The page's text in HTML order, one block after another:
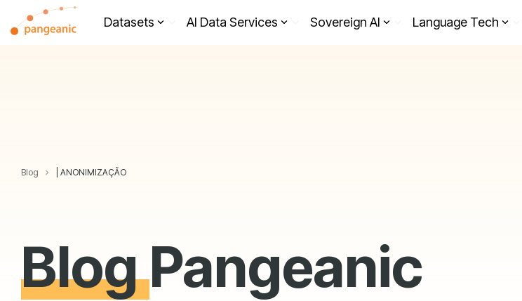
the
Datasets AI Data Services Sovereign AI Language Tech
Blog | ANONIMIZAÇÃO
BlogPangeanic